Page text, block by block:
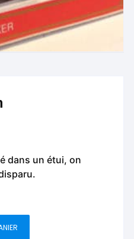
dans un étui, on